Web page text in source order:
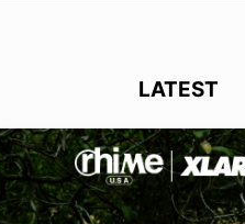
LATEST